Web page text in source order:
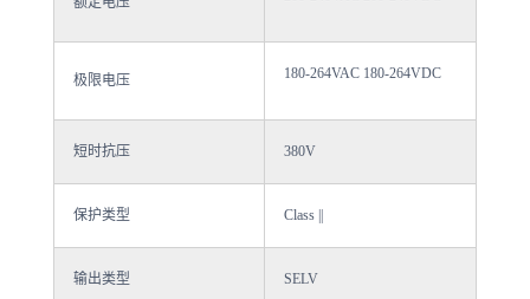
极限电压 180-264VAC 180-264VDC
短时抗压 380V
保护类型 Class ||
输出类型 SELV